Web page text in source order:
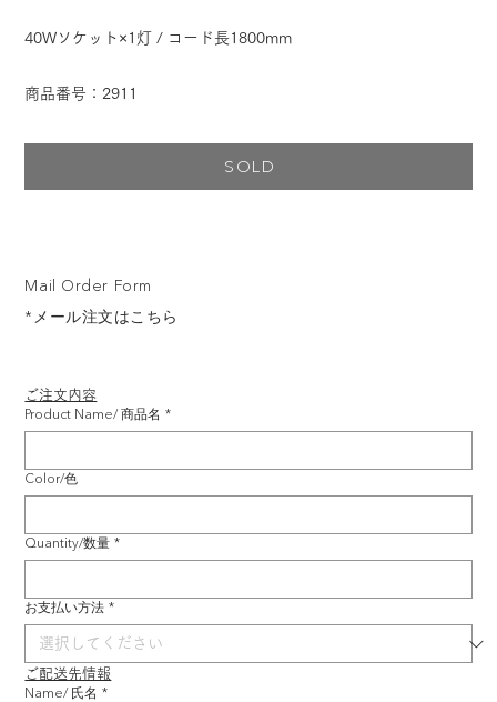
ご注文内容
Product Name/ 商品名 *
Color/色
Quantity/数量 *
お支払い方法 *
ご配送先情報
Name/ 氏名 *
Mail Order Form
*メール注文はこちら
40Wソケット×1灯 / コード長1800mm
商品番号：2911
SOLD